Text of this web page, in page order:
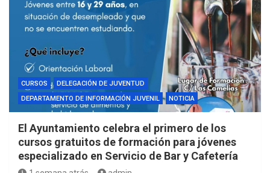
CURSOS
DELEGACIÓN DE JUVENTUD
DEPARTAMENTO DE INFORMACIÓN JUVENIL
NOTICIA
El Ayuntamiento celebra el primero de los
cursos gratuitos de formación para jóvenes
especializado en Servicio de Bar y Cafetería